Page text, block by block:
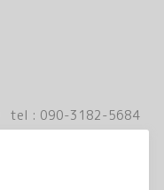
tel : 090-3182-5684